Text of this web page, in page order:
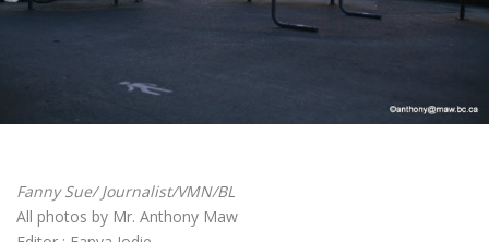
Fanny Sue/ Journalist/VMN/BL
All photos by Mr. Anthony Maw